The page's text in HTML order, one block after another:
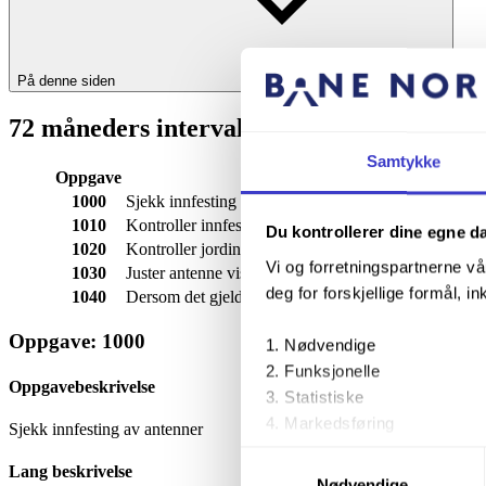
Samtykke
Du kontrollerer dine egne
Vi og forretningspartnerne
deg for forskjellige formål,
Nødvendige
Funksjonelle
Statistiske
Markedsføring
Ved å trykke «Godta alle»
På denne siden
72 måneders intervall
Oppgave Oppgavebeskrivelse
1000
Sjekk innfesting av antenner
1010
Kontroller innfesting av antennekabel. Feste kabel
1020
Kontroller jordingskit for antenne
1030
Juster antenne viss ute av posisjon
1040
Dersom det gjelder radiolinjeantenne: sjekk
Oppgave: 1000
Oppgavebeskrivelse
Sjekk innfesting av antenner
Lang beskrivelse